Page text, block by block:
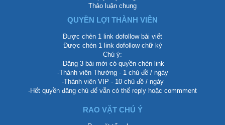
Thảo luận chung
QUYỀN LỢI THÀNH VIÊN
Được chèn 1 link dofollow bài viết
Được chèn 1 link dofollow chữ ký
Chú ý:
-Đăng 3 bài mới có quyền chèn link
-Thành viên Thường - 1 chủ đề / ngày
-Thành viên VIP - 10 chủ đề / ngày
-Hết quyền đăng chủ để vẫn có thể reply hoặc commment
RAO VẶT CHÚ Ý